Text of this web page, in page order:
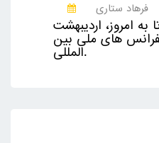
فرهاد ستاری
بیش از 100 (تا به امروز، اردیبهشت
کنفرانس های ملی بین
المللی.